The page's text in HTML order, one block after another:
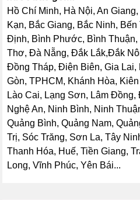
Hồ Chí Minh, Hà Nội, An
Kạn, Bắc Giang, Bắc Ninh,
Định, Bình Phước, Bình Thuận,
Thơ, Đà Nẵng, Đắk Lắk,Đắk
Đồng Tháp, Điện Biên, Gia Lai,
Gòn, TPHCM, Khánh Hòa,
Lào Cai, Lạng Sơn, Lâm
Nghệ An, Ninh Bình, Ninh
Quảng Bình, Quảng Nam,
Trị, Sóc Trăng, Sơn La, Tây
Thanh Hóa, Huế, Tiền Giang,
Long, Vĩnh Phúc, Yên Bái...